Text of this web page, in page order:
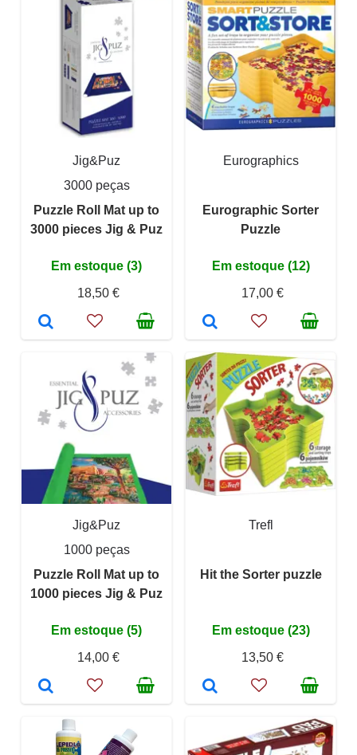
Jig&Puz
3000 peças
Puzzle Roll Mat up to
3000 pieces Jig & Puz
Em estoque (3)
18,50 €
Eurographics
Eurographic Sorter
Puzzle
Em estoque (12)
17,00 €
Jig&Puz
1000 peças
Puzzle Roll Mat up to
1000 pieces Jig & Puz
Em estoque (5)
14,00 €
Trefl
Hit the Sorter puzzle
Em estoque (23)
13,50 €